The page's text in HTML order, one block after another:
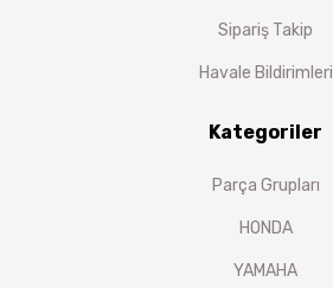
Sipariş Takip
Havale Bildirimleri
Kategoriler
Parça Grupları
HONDA
YAMAHA